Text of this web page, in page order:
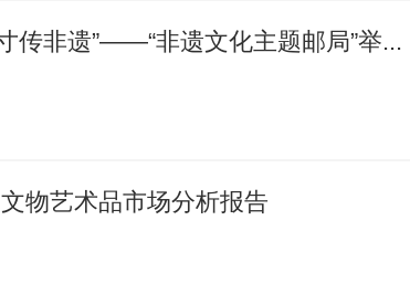
传非遗”——“非遗文化主题邮局”举...
物艺术品市场分析报告